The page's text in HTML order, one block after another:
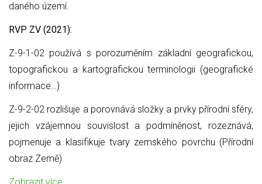
daného území.
RVP ZV (2021):
Z-9-1-02 používá s porozuměním základní geografickou,
topografickou a kartografickou terminologii (geografické
informace…)
Z-9-2-02 rozlišuje a porovnává složky a prvky přírodní sféry,
jejich vzájemnou souvislost a podmíněnost, rozeznává,
pojmenuje a klasifikuje tvary zemského povrchu (Přírodní
obraz Země)